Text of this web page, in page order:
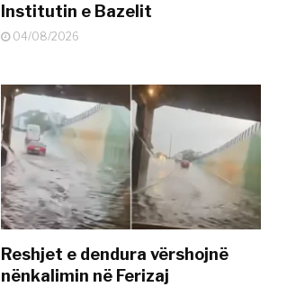
Institutin e Bazelit
04/08/2026
Reshjet e dendura vërshojnë
nënkalimin në Ferizaj